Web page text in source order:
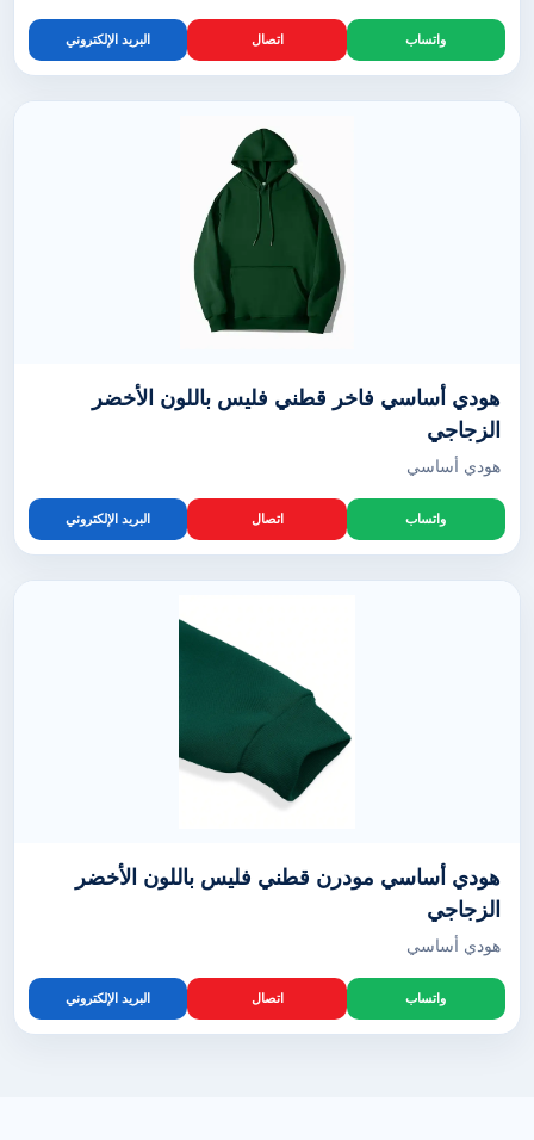
واتساب اتصال البريد الإلكتروني
هودي أساسي فاخر قطني فليس باللون الأخضر
الزجاجي
هودي أساسي
واتساب اتصال البريد الإلكتروني
هودي أساسي مودرن قطني فليس باللون الأخضر
الزجاجي
هودي أساسي
واتساب اتصال البريد الإلكتروني